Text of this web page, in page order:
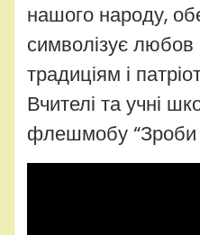
нашого народу,
символізує любов
традиціям і
Вчителі та учні
флешмобу “Зроби